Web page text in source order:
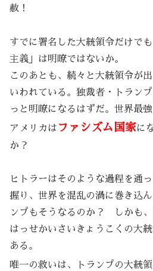
赦！
すでに署名した大統領令だけで
主義」は明瞭ではないか。
このあとも、続々と大統領令が
いわれている。独裁者・トラン
っと明瞭になるはずだ。世界最
アメリカは ファシズム国家に
か？
ヒトラーはそのような過程を通
握り、世界を混乱の渦に巻き込
ンプもそうなるのか？ しかも、
はっせかいさいきょうこくの大
ある。
唯一の救いは、トランプの大統